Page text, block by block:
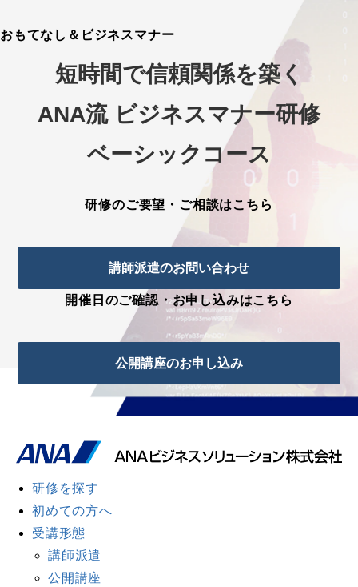
おもてなし＆ビジネスマナー
短時間で信頼関係を築く
ANA流 ビジネスマナー研修
ベーシックコース
研修のご要望・ご相談はこちら
講師派遣のお問い合わせ
開催日のご確認・お申し込みはこちら
公開講座のお申し込み
研修を探す
初めての方へ
受講形態
講師派遣
公開講座